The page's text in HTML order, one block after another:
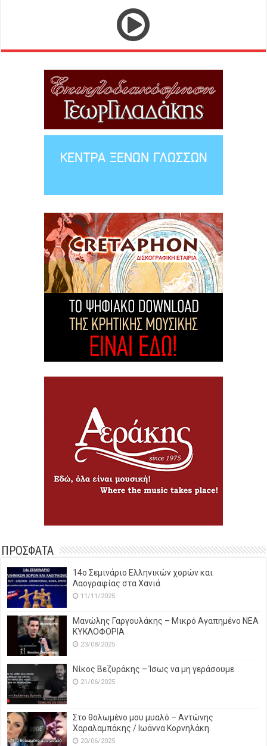
ΠΡΟΣΦΑΤΑ
14o Σεμινάριο Ελληνικών χορών και
Λαογραφίας στα Χανιά
11/11/2025
Μανώλης Γαργουλάκης – Μικρό Αγαπημένο NEΑ
ΚΥΚΛΟΦΟΡΙΑ
23/08/2025
Νίκος Βεζυράκης – Ίσως να μη γεράσουμε
21/06/2025
Στο θολωμένο μου μυαλό – Αντώνης
Χαραλαμπάκης / Ιωάννα Κορνηλάκη.
20/06/2025